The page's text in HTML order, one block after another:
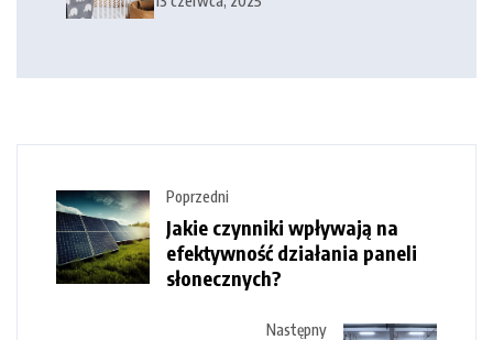
Poprzedni
Jakie czynniki wpływają na
efektywność działania paneli
słonecznych?
Następny